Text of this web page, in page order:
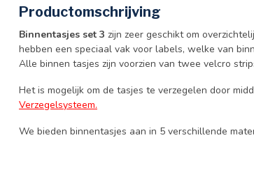
Productomschrijving
Binnentasjes set 3 zijn zeer geschikt om
hebben een speciaal vak voor labels, welke van
Alle binnen tasjes zijn voorzien van twee velcro
Het is mogelijk om de tasjes te verzegelen door
Verzegelsysteem.
We bieden binnentasjes aan in 5 verschillende